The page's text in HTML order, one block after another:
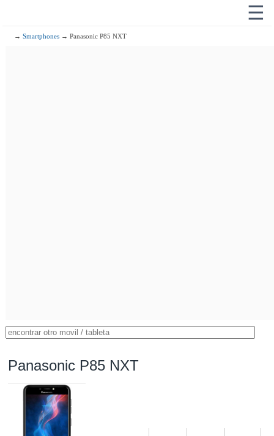
☰
→Smartphones → Panasonic P85 NXT
Panasonic P85 NXT